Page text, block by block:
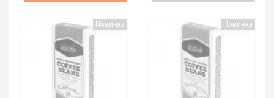
Новинка Новинка